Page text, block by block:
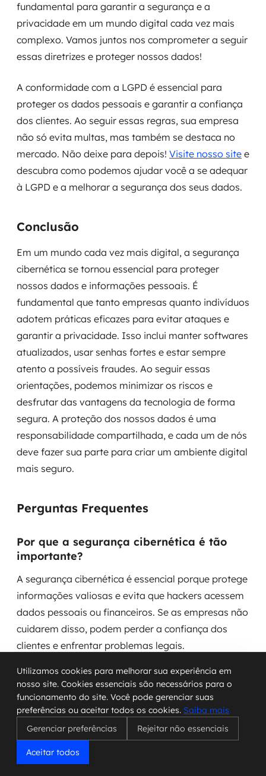
fundamental para garantir a segurança e a
privacidade em um mundo digital cada vez mais
complexo. Vamos juntos nos comprometer a seguir
essas diretrizes e proteger nossos dados!
A conformidade com a LGPD é essencial para
proteger os dados pessoais e garantir a confiança
dos clientes. Ao seguir essas regras, sua empresa
não só evita multas, mas também se destaca no
mercado. Não deixe para depois! Visite nosso site e
descubra como podemos ajudar você a se adequar
à LGPD e a melhorar a segurança dos seus dados.
Conclusão
Em um mundo cada vez mais digital, a segurança
cibernética se tornou essencial para proteger
nossos dados e informações pessoais. É
fundamental que tanto empresas quanto indivíduos
adotem práticas eficazes para evitar ataques e
garantir a privacidade. Isso inclui manter softwares
atualizados, usar senhas fortes e estar sempre
atento a possíveis fraudes. Ao seguir essas
orientações, podemos minimizar os riscos e
desfrutar das vantagens da tecnologia de forma
segura. A proteção dos nossos dados é uma
responsabilidade compartilhada, e cada um de nós
deve fazer sua parte para criar um ambiente digital
mais seguro.
Perguntas Frequentes
Por que a segurança cibernética é tão
importante?
A segurança cibernética é essencial porque protege
informações valiosas e evita que hackers acessem
dados pessoais ou financeiros. Se as empresas não
cuidarem disso, podem perder a confiança dos
clientes e enfrentar problemas legais.
Quais são as principais ameaças
cibernéticas?
As principais ameaças incluem malware, que são
programas maliciosos; phishing, que tenta enganar
as pessoas para que revelem informações; e
ransomware, que bloqueia o acesso a dados até
Utilizamos cookies para melhorar sua experiência em
nosso site. Cookies essenciais são necessários para o
funcionamento do site. Você pode gerenciar suas
preferências ou aceitar todos os cookies. Saiba mais
Gerenciar preferências
Rejeitar não essenciais
Aceitar todos